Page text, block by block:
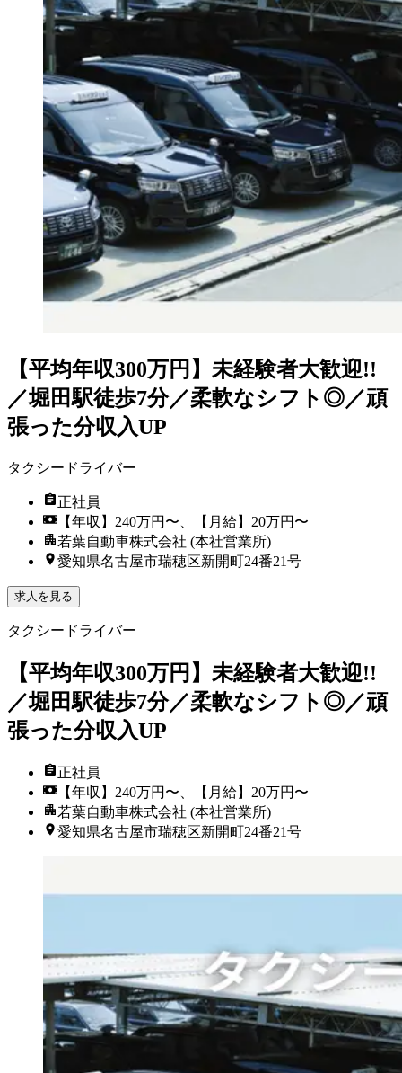
【平均年収300万円】未経験者大歓迎!!
／堀田駅徒歩7分／柔軟なシフト◎／頑
張った分収入UP
タクシードライバー
正社員
【年収】240万円〜、【月給】20万円〜
若葉自動車株式会社 (本社営業所)
愛知県名古屋市瑞穂区新開町24番21号
求人を見る
タクシードライバー
【平均年収300万円】未経験者大歓迎!!
／堀田駅徒歩7分／柔軟なシフト◎／頑
張った分収入UP
正社員
【年収】240万円〜、【月給】20万円〜
若葉自動車株式会社 (本社営業所)
愛知県名古屋市瑞穂区新開町24番21号